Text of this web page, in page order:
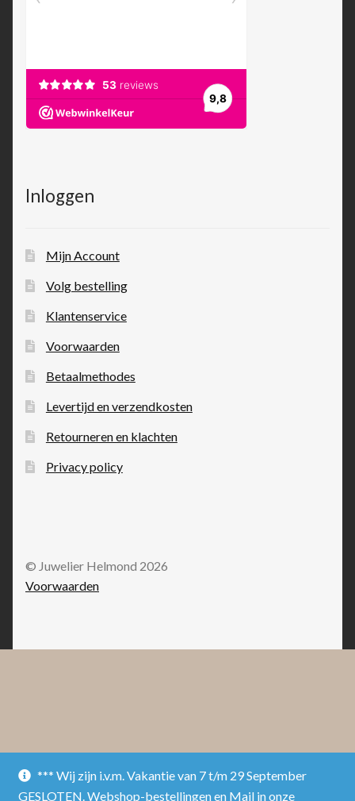
*** Wij zijn i.v.m. Vakantie van 7 t/m 29 September
GESLOTEN. Webshop-bestellingen en Mail in onze
Inloggen
Mijn Account
Volg bestelling
Klantenservice
Voorwaarden
Betaalmethodes
Levertijd en verzendkosten
Retourneren en klachten
Privacy policy
© Juwelier Helmond 2026
Voorwaarden